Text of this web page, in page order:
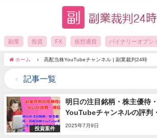
副業 投資 FX 仮想通貨 バイナリーオプシ
ホーム 高配当株YouTubeチャンネル | 副業裁判24時
記事一覧
投資案件
明日の注目銘柄・株主優待
YouTubeチャンネルの評判
2025年7月9日